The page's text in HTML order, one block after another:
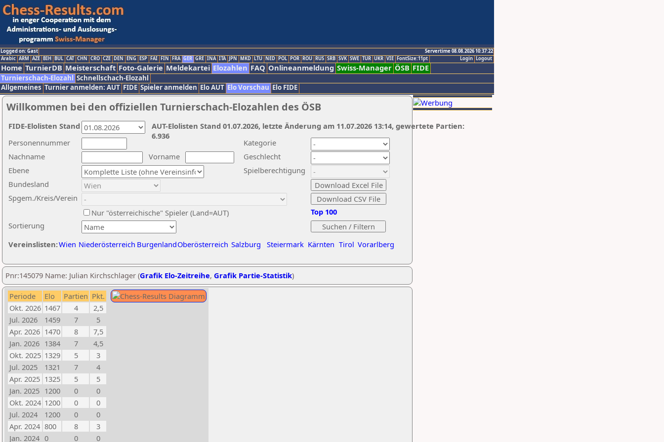
Logged on: Gast
Servertime 08.08.2026 10:37:22
Logout
Login
Arabic ARM AZE BIH BUL CAT CHN CRO CZE DEN ENG ESP FAI FIN FRA GER GRE INA ITA JPN MKD LTU NED POL POR ROU RUS SRB SVK SWE TUR UKR VIE FontSize:11pt
Home TurnierDB Meisterschaft Foto-Galerie Meldekartei Elozahlen FAQ Onlineanmeldung Swiss-Manager ÖSB FIDE
Turnierschach-Elozahl Schnellschach-Elozahl
Allgemeines Turnier anmelden: AUT FIDE Spieler anmelden Elo AUT Elo Vorschau Elo FIDE
Willkommen bei den offiziellen Turnierschach-Elozahlen des ÖSB
Nachname
Vorname
Ebene
Kategorie
Sortierung
Personennummer
Bundesland
Spgem./Kreis/Verein
Geschlecht
Nur "österreichische" Spieler (Land=AUT)
Spielberechtigung
Vereinslisten:Wien Niederösterreich BurgenlandOberösterreich Salzburg Steiermark Kärnten Tirol Vorarlberg
Top 100
AUT-Elolisten Stand 01.07.2026, letzte Änderung am 11.07.2026 13:14, gewertete Partien:
6.936
FIDE-Elolisten Stand
Pnr:145079 Name: Julian Kirchschlager (Grafik Elo-Zeitreihe, Grafik Partie-Statistik)
Periode Elo Partien Pkt.
Okt. 2026 1467 4
2,5
Jul. 2026
1459 7
5
Apr. 2026 1470 8
7,5
Jan. 2026 1384 7
4,5
Okt. 2025 1329 5
3
Jul. 2025
1321 7
4
Apr. 2025 1325 5
5
Jan. 2025 1200 0
0
Okt. 2024 1200 0
0
Jul. 2024
1200 0
0
Apr. 2024 800 8
3
Jan. 2024 0 0 0